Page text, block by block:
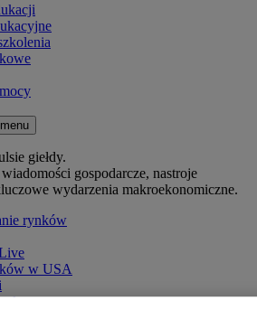
giełdy.
gospodarcze, nastroje
wydarzenia makroekonomiczne.
rynków
w USA